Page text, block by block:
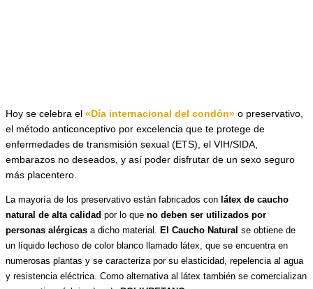
Hoy se celebra el «Día internacional del condón» o preservativo,
el método anticonceptivo por excelencia que te protege de
enfermedades de transmisión sexual (ETS), el VIH/SIDA,
embarazos no deseados, y así poder disfrutar de un sexo seguro
más placentero.
La mayoría de los preservativo están fabricados con látex de caucho
natural de alta calidad por lo que no deben ser utilizados por
personas alérgicas a dicho material. El Caucho Natural se obtiene de
un líquido lechoso de color blanco llamado látex, que se encuentra en
numerosas plantas y se caracteriza por su elasticidad, repelencia al agua
y resistencia eléctrica. Como alternativa al látex también se comercializan